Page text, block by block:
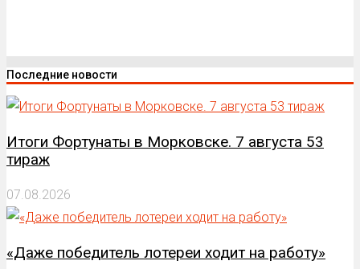
Последние новости
Итоги Фортунаты в Морковске. 7 августа 53
тираж
07.08.2026
«Даже победитель лотереи ходит на работу»